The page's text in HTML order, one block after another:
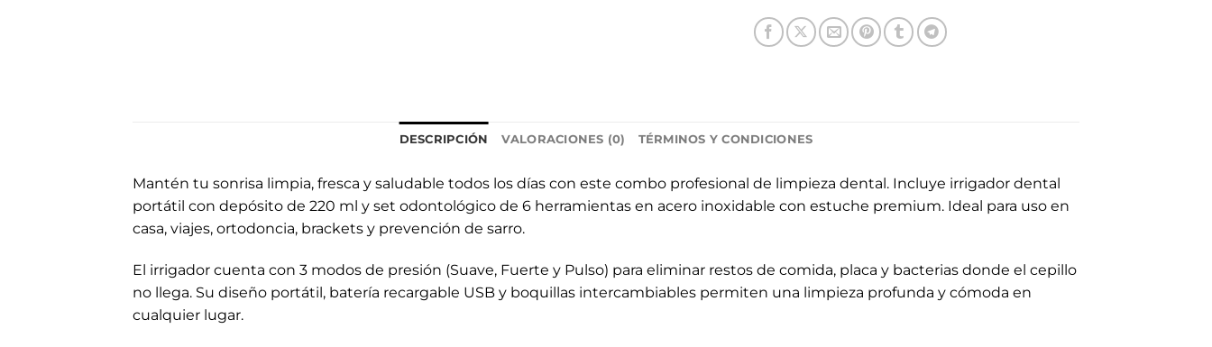
DESCRIPCIÓN VALORACIONES (0) TÉRMINOS Y CONDICIONES
Mantén tu sonrisa limpia, fresca y saludable todos los días con este combo profesional de limpieza dental. Incluye irrigador dental
portátil con depósito de 220 ml y set odontológico de 6 herramientas en acero inoxidable con estuche premium. Ideal para uso en
casa, viajes, ortodoncia, brackets y prevención de sarro.
El irrigador cuenta con 3 modos de presión (Suave, Fuerte y Pulso) para eliminar restos de comida, placa y bacterias donde el cepillo
no llega. Su diseño portátil, batería recargable USB y boquillas intercambiables permiten una limpieza profunda y cómoda en
cualquier lugar.